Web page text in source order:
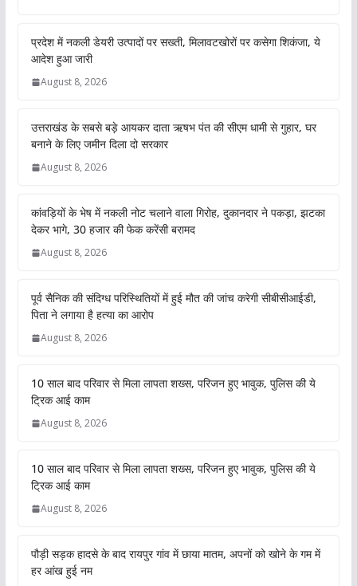
प्रदेश में नकली डेयरी उत्पादों पर सख्ती, मिलावटखोरों पर कसेगा शिकंजा, ये
आदेश हुआ जारी
August 8, 2026
उत्तराखंड के सबसे बड़े आयकर दाता ऋषभ पंत की सीएम धामी से गुहार, घर
बनाने के लिए जमीन दिला दो सरकार
August 8, 2026
कांवड़ियों के भेष में नकली नोट चलाने वाला गिरोह, दुकानदार ने पकड़ा, झटका
देकर भागे, 30 हजार की फेक करेंसी बरामद
August 8, 2026
पूर्व सैनिक की संदिग्ध परिस्थितियों में हुई मौत की जांच करेगी सीबीसीआईडी,
पिता ने लगाया है हत्या का आरोप
August 8, 2026
10 साल बाद परिवार से मिला लापता शख्स, परिजन हुए भावुक, पुलिस की ये
ट्रिक आई काम
August 8, 2026
10 साल बाद परिवार से मिला लापता शख्स, परिजन हुए भावुक, पुलिस की ये
ट्रिक आई काम
August 8, 2026
पौड़ी सड़क हादसे के बाद रायपुर गांव में छाया मातम, अपनों को खोने के गम में
हर आंख हुई नम